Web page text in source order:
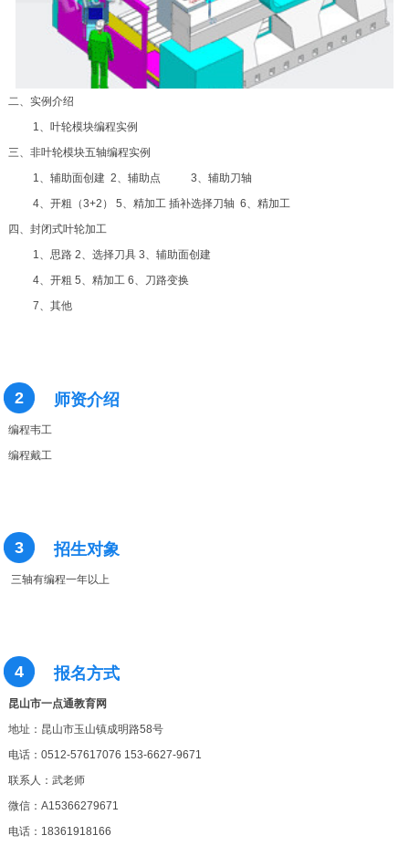
二、实例介绍
1、叶轮模块编程实例
三、非叶轮模块五轴编程实例
1、辅助面创建 2、辅助点 3、辅助刀轴
4、开粗（3+2） 5、精加工 插补选择刀轴 6、精加工
四、封闭式叶轮加工
1、思路 2、选择刀具 3、辅助面创建
4、开粗 5、精加工 6、刀路变换
7、其他
2 师资介绍
编程韦工
编程戴工
3 招生对象
三轴有编程一年以上
4 报名方式
昆山市一点通教育网
地址：昆山市玉山镇成明路58号
电话：0512-57617076 153-6627-9671
联系人：武老师
微信：A15366279671
电话：18361918166